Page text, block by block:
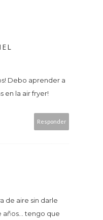
Debo aprender a
en la air fryer!
Responder
de aire sin darle
años... tengo que